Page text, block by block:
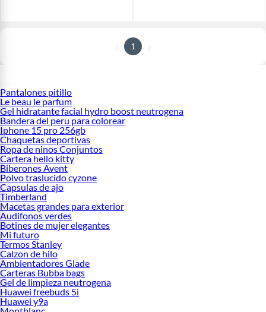
1
Pantalones pitillo
Le beau le parfum
Gel hidratante facial hydro boost neutrogena
Bandera del peru para colorear
Iphone 15 pro 256gb
Chaquetas deportivas
Ropa de ninos Conjuntos
Cartera hello kitty
Biberones Avent
Polvo traslucido cyzone
Capsulas de ajo
Timberland
Macetas grandes para exterior
Audifonos verdes
Botines de mujer elegantes
Mi futuro
Termos Stanley
Calzon de hilo
Ambientadores Glade
Carteras Bubba bags
Gel de limpieza neutrogena
Huawei freebuds 5i
Huawei y9a